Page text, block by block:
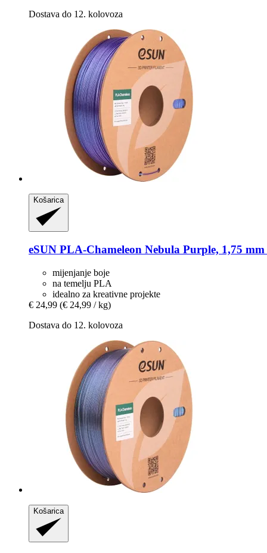
Dostava do 12. kolovoza
Košarica
eSUN PLA-​Chameleon Nebula Purple, 1,75 mm
mijenjanje boje
na temelju PLA
idealno za kreativne projekte
€ 24,99 (€ 24,99 / kg)
Dostava do 12. kolovoza
Košarica